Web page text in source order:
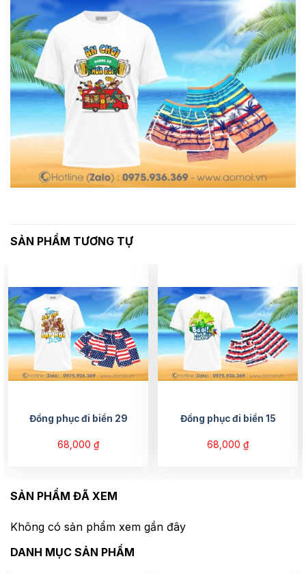
SẢN PHẨM TƯƠNG TỰ
Đồng phục đi biển 29
68,000 ₫
Đồng phục đi biển 15
68,000 ₫
SẢN PHẨM ĐÃ XEM
Không có sản phẩm xem gần đây
DANH MỤC SẢN PHẨM